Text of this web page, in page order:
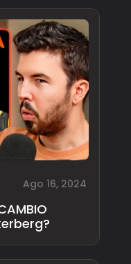
Ago 16, 2024